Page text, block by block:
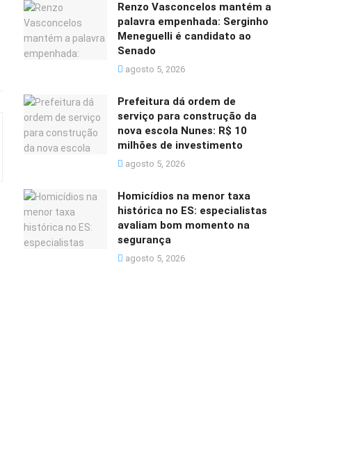
Renzo Vasconcelos mantém a
palavra empenhada: Serginho
Meneguelli é candidato ao
Senado
agosto 5, 2026
Prefeitura dá ordem de
serviço para construção da
nova escola Nunes: R$ 10
milhões de investimento
agosto 5, 2026
Homicídios na menor taxa
histórica no ES: especialistas
avaliam bom momento na
segurança
agosto 5, 2026